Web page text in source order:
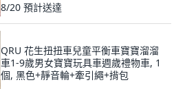
8/20 預計送達
QRU 花生扭扭車兒童平衡車寶寶溜溜
車1-9歲男女寶寶玩具車週歲禮物車, 1
個, 黑色+靜音輪+牽引繩+揹包